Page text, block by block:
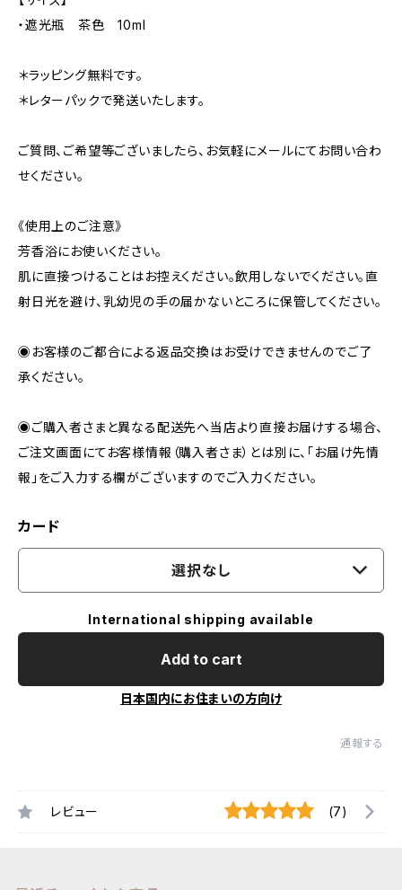
・遮光瓶 茶色 10ml
＊ラッピング無料です。
＊レターパックで発送いたします。
ご質問、ご希望等ございましたら、お気軽にメールにてお問い合わ
せください。
《使用上のご注意》
芳香浴にお使いください。
肌に直接つけることはお控えください。飲用しないでください。直
射日光を避け、乳幼児の手の届かないところに保管してください。
◉お客様のご都合による返品交換はお受けできませんのでご了
承ください。
◉ご購入者さまと異なる配送先へ当店より直接お届けする場合、
ご注文画面にてお客様情報（購入者さま）とは別に、「お届け先情
報」をご入力する欄がございますのでご入力ください。
カード
選択なし
International shipping available
Add to cart
日本国内にお住まいの方向け
通報する
レビュー (7)